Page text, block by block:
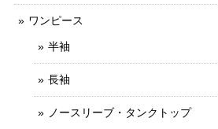
ワンピース
半袖
長袖
ノースリーブ・タンクトップ